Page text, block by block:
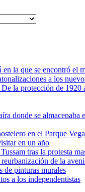
la que se encontró el
a los
la protección de 1920
donde se almacenaba
en el Parque
en un año
tras la protesta
de la
de pinturas murales
a los independentistas